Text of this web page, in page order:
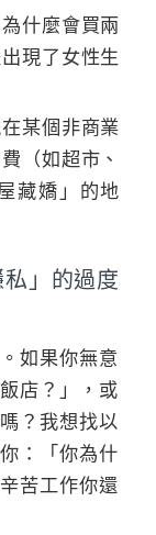
什麼會買兩
現了女性生
某個非商業
（如超市、
藏嬌」的地
」的過度
如果你無意
店？」，或
？我想找以
：「你為什
苦工作你還